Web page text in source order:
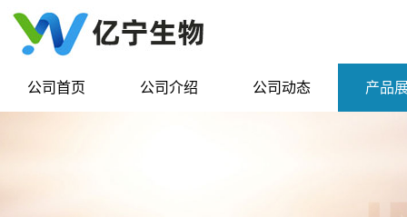
公司首页 公司介绍 公司动态 产品